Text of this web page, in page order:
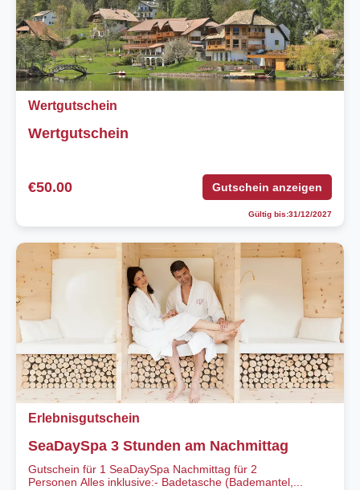
Wertgutschein
Wertgutschein
€50.00 Gutschein anzeigen
Gültig bis:31/12/2027
Erlebnisgutschein
SeaDaySpa 3 Stunden am Nachmittag
Gutschein für 1 SeaDaySpa Nachmittag für 2
Personen Alles inklusive:- Badetasche (Bademantel,...